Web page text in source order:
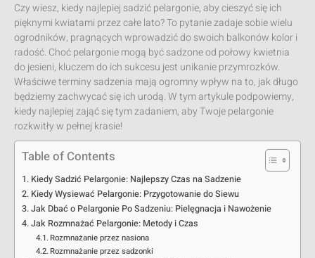
Czy wiesz, kiedy najlepiej sadzić pelargonie, aby cieszyć się ich
pięknymi kwiatami przez całe lato? To pytanie zadaje sobie wielu
ogrodników, pragnących wprowadzić do swoich balkonów kolor i
radość. Choć pelargonie mogą być sadzone od połowy kwietnia
do jesieni, kluczem do ich sukcesu jest unikanie przymrozków.
Właściwe terminy sadzenia mają ogromny wpływ na to, jak długo
będziemy zachwycać się ich urodą. W tym artykule podpowiemy,
kiedy najlepiej zająć się tym zadaniem, aby Twoje pelargonie
rozkwitły w pełnej krasie!
Table of Contents
Kiedy Sadzić Pelargonie: Najlepszy Czas na Sadzenie
Kiedy Wysiewać Pelargonie: Przygotowanie do Siewu
Jak Dbać o Pelargonie Po Sadzeniu: Pielęgnacja i Nawożenie
Jak Rozmnażać Pelargonie: Metody i Czas
Rozmnażanie przez nasiona
Rozmnażanie przez sadzonki